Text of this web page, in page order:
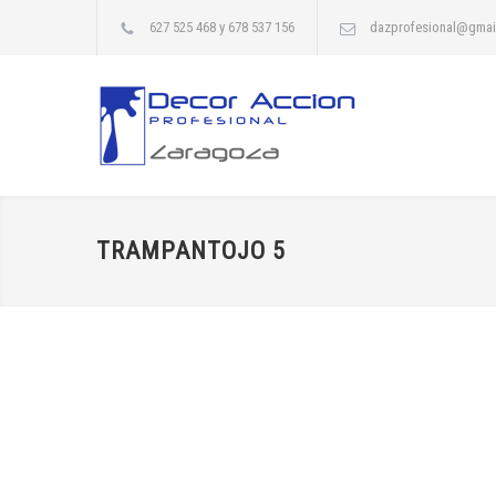
627 525 468 y 678 537 156
TRAMPANTOJO 5